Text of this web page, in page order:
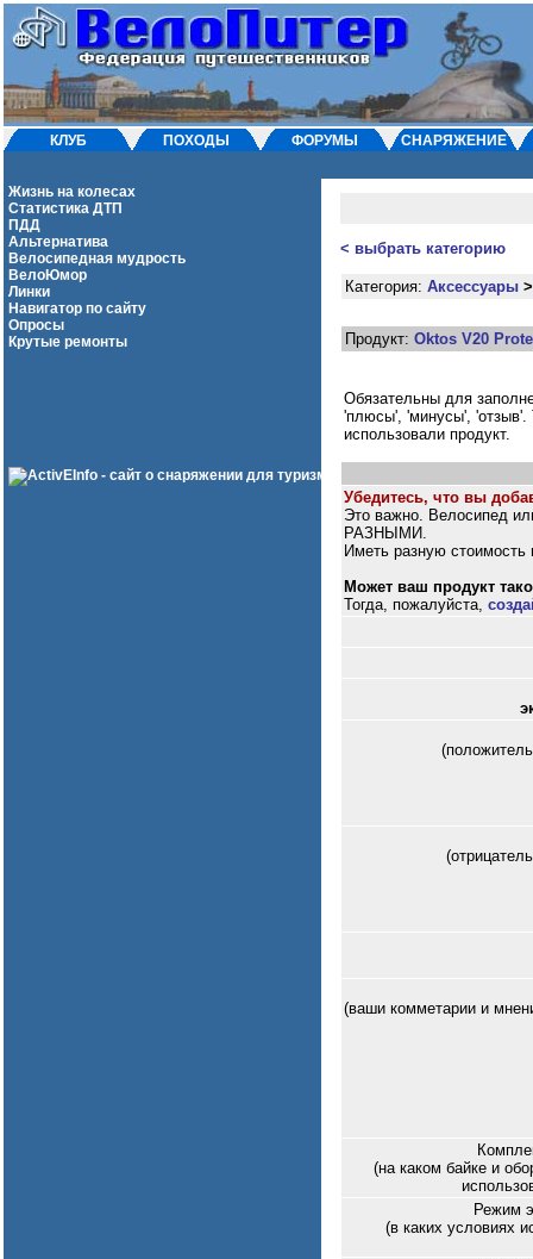
КЛУБ ПОХОДЫ ФОРУМЫ СНАРЯЖЕНИЕ
Жизнь на колесах
Статистика ДТП
ПДД
Альтернатива
Велосипедная мудрость
ВелоЮмор
Линки
Навигатор по сайту
Опросы
Крутые ремонты
< выбрать категорию
Категория: Аксессуары
Продукт: Oktos V20
Обязательны для
'плюсы', 'минусы', 'отзыв'.
использовали продукт.
Убедитесь, что вы
Это важно. Велосипед
РАЗНЫМИ.
Иметь разную стоимость
Может ваш продукт
Тогда, пожалуйста,
(ваши комметарии и
(на каком байке и
Режим
(в каких условиях